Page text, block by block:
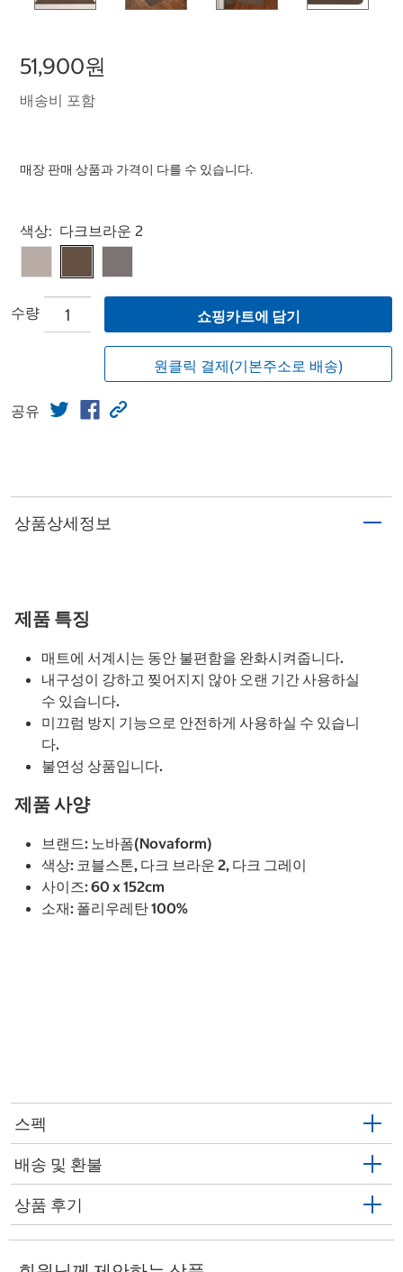
51,900원
배송비 포함
매장 판매 상품과 가격이 다를 수 있습니다.
Select product
색상: 다크브라운 2
수량 쇼핑카트에 담기
원클릭 결제(기본주소로 배송)
공유
상품상세정보
제품 특징
매트에 서계시는 동안 불편함을 완화시켜줍니다.
내구성이 강하고 찢어지지 않아 오랜 기간 사용하실
수 있습니다.
미끄럼 방지 기능으로 안전하게 사용하실 수 있습니
다.
불연성 상품입니다.
제품 사양
브랜드: 노바폼(Novaform)
색상: 코블스톤, 다크 브라운 2, 다크 그레이
사이즈: 60 x 152cm
소재: 폴리우레탄 100%
스펙
배송 및 환불
상품 후기